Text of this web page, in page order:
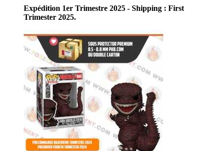
Expédition 1er Trimestre 2025 - Shipping : First
Trimester 2025.